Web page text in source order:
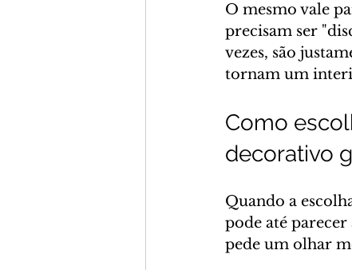
O mesmo vale
precisam ser
vezes, são
tornam um
Como
decorativo
Quando a
pode até
pede um olhar